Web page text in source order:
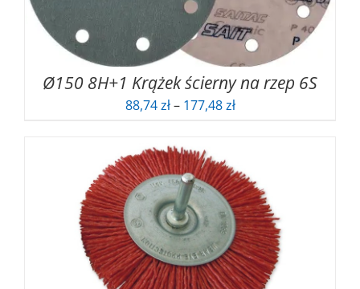
Ø150 8H+1 Krążek ścierny na rzep 6S
88,74zł – 177,48złZakres
do
177,48 zł